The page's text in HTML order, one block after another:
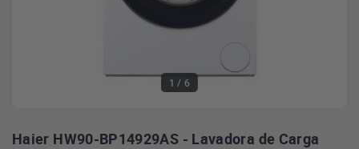
1 / 6
Haier HW90-BP14929AS - Lavadora de Carga